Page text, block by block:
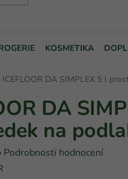
KOSMETIKA
ICEFLOOR DA SIMPLEX 5 l
DA
na
Podrobnosti hodnocení